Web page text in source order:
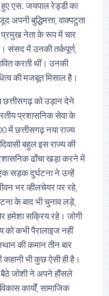
हुए एस. जयपाल रेड्डी का
बुद्धिमत्ता, वाक्पटुता
प्रमुख नेता के रूप में चार
संसद में उनकी तर्कपूर्ण,
करती थीं। उनकी
की मजबूत मिसाल है।
छत्तीसगढ़ को उड़ान देने
प्रशासनिक सेवा के
में छत्तीसगढ़ नया राज्य
बहुल इस राज्य की
ढाँचा खड़ा करने में
सड़क दुर्घटना ने उन्हें
भर व्हीलचेयर पर रहे,
के बाद भी चुनाव लड़े,
हमेशा सक्रिय रहे। जोगी
को कभी पैरालाइज नहीं
की कमान तीन बार
भी कुछ ऐसी ही है।
जोशी ने अपने हौंसले
कार्यों, सामाजिक